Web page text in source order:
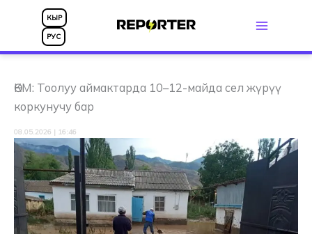
КЫР
РУС
ӨКМ: Тоолуу аймактарда 10–12-майда сел жүрүү
коркунучу бар
08.05.2026 | 16:46